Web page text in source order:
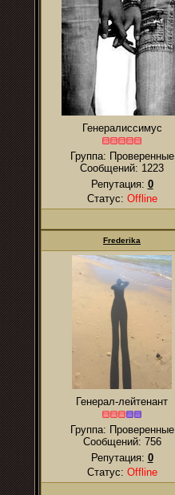
Генералиссимус
Группа: Проверенные
Сообщений: 1223
Репутация: 0
Статус: Offline
Frederika
Генерал-лейтенант
Группа: Проверенные
Сообщений: 756
Репутация: 0
Статус: Offline